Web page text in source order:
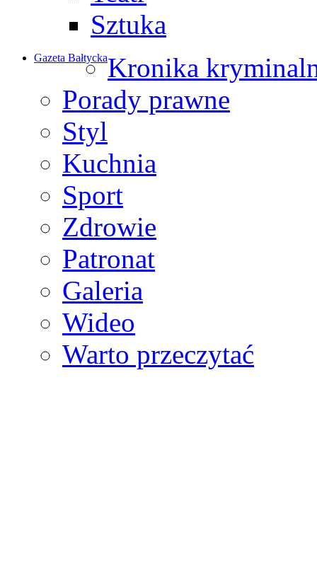
Sztuka
Gazeta BałtyckaKronika
Porady prawne
Styl
Kuchnia
Sport
Zdrowie
Patronat
Galeria
Wideo
Warto przeczytać